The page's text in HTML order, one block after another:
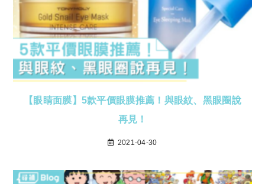
【眼睛面膜】5款平價眼膜推薦！與眼紋、黑眼圈說
再見！
2021-04-30